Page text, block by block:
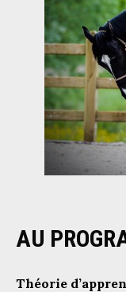
AU
Théorie